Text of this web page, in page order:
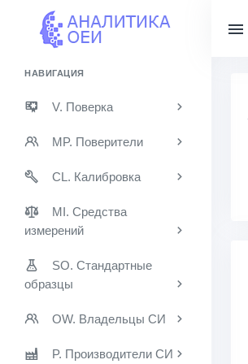
НАВИГАЦИЯ
V. Поверка
MP. Поверители
CL. Калибровка
MI. Средства
измерений
SO. Стандартные
образцы
OW. Владельцы СИ
P. Производители СИ